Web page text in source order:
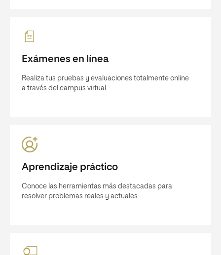
Exámenes en línea
Realiza tus pruebas y evaluaciones totalmente online
a través del campus virtual.
Aprendizaje práctico
Conoce las herramientas más destacadas para
resolver problemas reales y actuales.